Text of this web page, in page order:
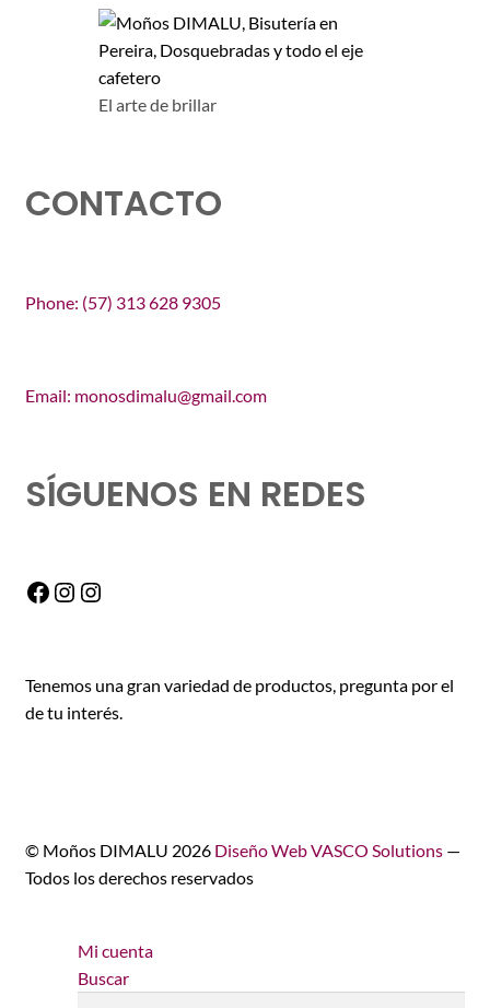
El arte de brillar
CONTACTO
Phone: (57) 313 628 9305
Email: monosdimalu@gmail.com
SÍGUENOS EN REDES
Facebook
Instagram
Instagram
Tenemos una gran variedad de productos, pregunta por el
de tu interés.
© Moños DIMALU 2026 Diseño Web VASCO Solutions —
Todos los derechos reservados
Mi cuenta
Buscar